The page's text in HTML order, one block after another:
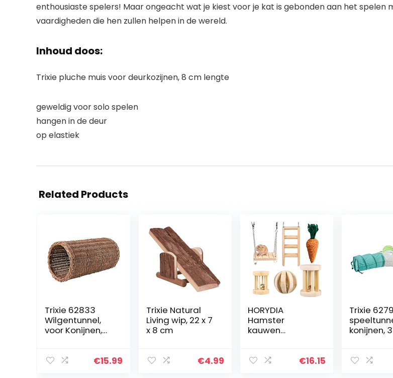
enthousiaste spelers! Maar ongeacht wat je kiest voor je kat is gebonden aan het spelen
vaardigheden die hen zullen helpen in de wereld.
Inhoud doos:
Trixie pluche muis voor deurkozijnen, 8 cm lengte
geweldig voor solo spelen
hangen in de deur
op elastiek
Related Products
Trixie 62833
Wilgentunnel,
voor Konijnen,
38 cm, Ceder
€15.99
Trixie Natural
Living wip, 22 x 7
x 8 cm
€4.99
HORYDIA
Hamster
kauwen
houten cavia€16.15
Trixie
konijnen,